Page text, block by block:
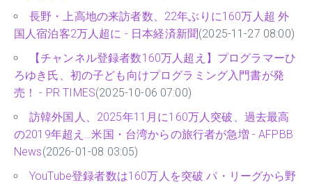
長野・上高地の来訪者数、22年ぶりに160万人超 外
国人宿泊客2万人超に - 日本経済新聞(2025-11-27 08:00)
【チャンネル登録者数160万人超え】プログラマーひ
ろゆき氏、初の子ども向けプログラミング入門書が発
売！ - PR TIMES(2025-10-06 07:00)
訪韓外国人、2025年11月に160万人突破、過去最高
の2019年超え…米国・台湾からの旅行者が急増 - AFPBB
News(2026-01-08 03:05)
YouTube登録者数は160万人を突破 パ・リーグから野